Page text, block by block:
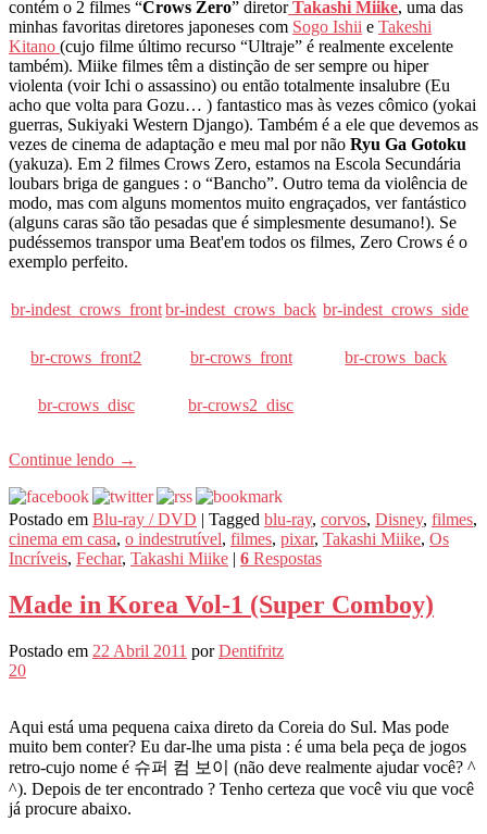
contém o 2 filmes “Crows Zero” diretor Takashi Miike, uma das
minhas favoritas diretores japoneses com Sogo Ishii e Takeshi
Kitano (cujo filme último recurso “Ultraje” é realmente excelente
também). Miike filmes têm a distinção de ser sempre ou hiper
violenta (voir Ichi o assassino) ou então totalmente insalubre (Eu
acho que volta para Gozu… ) fantastico mas às vezes cômico (yokai
guerras, Sukiyaki Western Django). Também é a ele que devemos as
vezes de cinema de adaptação e meu mal por não Ryu Ga Gotoku
(yakuza). Em 2 filmes Crows Zero, estamos na Escola Secundária
loubars briga de gangues : o “Bancho”. Outro tema da violência de
modo, mas com alguns momentos muito engraçados, ver fantástico
(alguns caras são tão pesadas que é simplesmente desumano!). Se
pudéssemos transpor uma Beat'em todos os filmes, Zero Crows é o
exemplo perfeito.
br-indest_crows_front br-indest_crows_back br-indest_crows_side
br-crows_front2 br-crows_front br-crows_back
br-crows_disc br-crows2_disc
Continue lendo →
Postado em Blu-ray / DVD | Tagged blu-ray, corvos, Disney, filmes,
cinema em casa, o indestrutível, filmes, pixar, Takashi Miike, Os
Incríveis, Fechar, Takashi Miike | 6 Respostas
Made in Korea Vol-1 (Super Comboy)
Postado em 22 Abril 2011 porDentifritz
20
Aqui está uma pequena caixa direto da Coreia do Sul. Mas pode
muito bem conter? Eu dar-lhe uma pista : é uma bela peça de jogos
retro-cujo nome é 슈퍼 컴 보이 (não deve realmente ajudar você? ^
^). Depois de ter encontrado ? Tenho certeza que você viu que você
já procure abaixo.